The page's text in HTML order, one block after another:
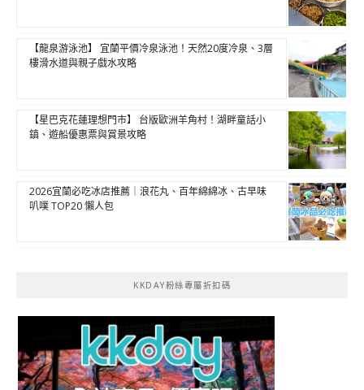
【龍泉游泳池】 宜蘭平價冷泉泳池！天然20度冷泉、3層
樓滑水道與親子戲水攻略
【星巴克花蓮理想門市】 台版歐洲羊角村！湖畔童話小
鎮、遊船優惠票與賞景攻略
2026宜蘭必吃冰店推薦｜浪花丸、百年綿綿冰、古早味
叭噗 TOP20 懶人包
KKDAY粉絲專屬折扣碼